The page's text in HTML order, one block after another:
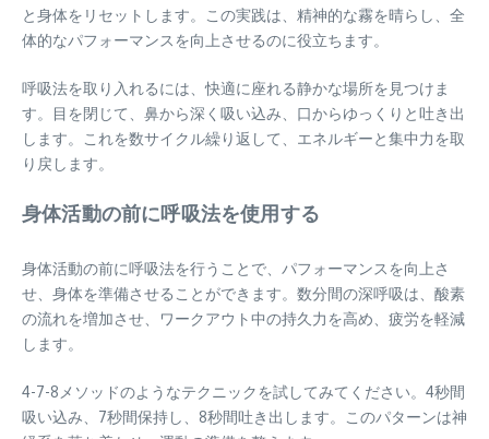
と身体をリセットします。この実践は、精神的な霧を晴らし、全
体的なパフォーマンスを向上させるのに役立ちます。
呼吸法を取り入れるには、快適に座れる静かな場所を見つけま
す。目を閉じて、鼻から深く吸い込み、口からゆっくりと吐き出
します。これを数サイクル繰り返して、エネルギーと集中力を取
り戻します。
身体活動の前に呼吸法を使用する
身体活動の前に呼吸法を行うことで、パフォーマンスを向上さ
せ、身体を準備させることができます。数分間の深呼吸は、酸素
の流れを増加させ、ワークアウト中の持久力を高め、疲労を軽減
します。
4-7-8メソッドのようなテクニックを試してみてください。4秒間
吸い込み、7秒間保持し、8秒間吐き出します。このパターンは神